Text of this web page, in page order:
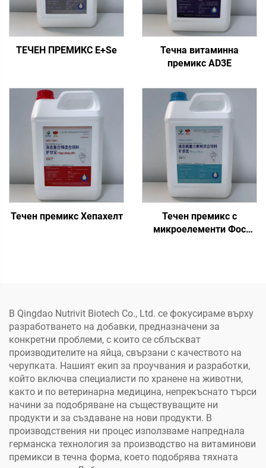
ТЕЧЕН ПРЕМИКС E+Se
Течна витаминна
премикс AD3E
Течен премикс Хепахелт
Течен премикс с
микроелементи Фос
В Qingdao Nutrivit Biotech Co., Ltd. се фокусираме върху
разработването на добавки, предназначени за
конкретни проблеми, с които се сблъскват
производителите на яйца, свързани с качеството на
черупката. Нашият екип за проучвания и разработки,
който включва специалисти по хранене на животни,
както и по ветеринарна медицина, непрекъснато търси
начини за подобряване на съществуващите ни
продукти и за създаване на нови продукти. В
производствения ни процес използваме напреднала
германска технология за производство на витаминови
премикси в течна форма, което подобрява тяхната